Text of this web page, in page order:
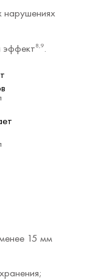
нарушениях
эффект8,9.
15 мм